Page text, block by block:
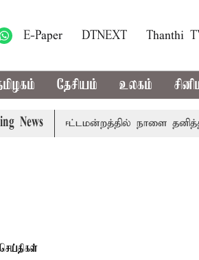
E-Paper DTNEXT Thanthi
தேசியம் உலகம்
Newsசட்டமன்றத்தில் நாளை